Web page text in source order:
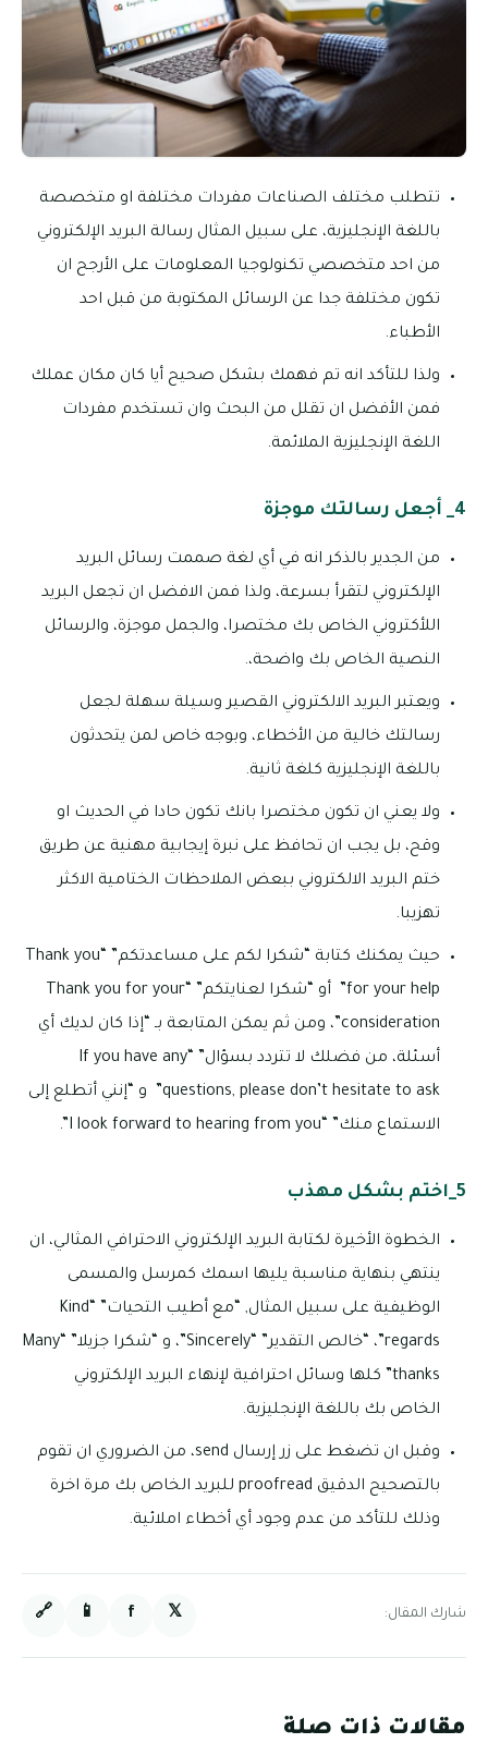
تتطلب مختلف الصناعات مفردات مختلفة او متخصصة
باللغة الإنجليزية، على سبيل المثال رسالة البريد الإلكتروني
من احد متخصصي تكنولوجيا المعلومات على الأرجح ان
تكون مختلفة جدا عن الرسائل المكتوبة من قبل احد
الأطباء.
ولذا للتأكد انه تم فهمك بشكل صحيح أيا كان مكان عملك
فمن الأفضل ان تقلل من البحث وان تستخدم مفردات
اللغة الإنجليزية الملائمة.
4_ أجعل رسالتك موجزة
من الجدير بالذكر انه في أي لغة صممت رسائل البريد
الإلكتروني لتقرأ بسرعة، ولذا فمن الافضل ان تجعل البريد
اللأكتروني الخاص بك مختصرا، والجمل موجزة، والرسائل
النصية الخاص بك واضحة،.
ويعتبر البريد الالكتروني القصير وسيلة سهلة لجعل
رسالتك خالية من الأخطاء، وبوجه خاص لمن يتحدثون
باللغة الإنجليزية كلغة ثانية.
ولا يعني ان تكون مختصرا بانك تكون حادا في الحديث او
وقح، بل يجب ان تحافظ على نبرة إيجابية مهنية عن طريق
ختم البريد الالكتروني ببعض الملاحظات الختامية الاكثر
تهزيبا.
حيث يمكنك كتابة “شكرا لكم على مساعدتكم” “Thank you
for your help” أو “شكرا لعنايتكم” “Thank you for your
consideration”، ومن ثم يمكن المتابعة بـ “إذا كان لديك أي
أسئلة، من فضلك لا تتردد بسؤال” “If you have any
questions, please don’t hesitate to ask” و “إنني أتطلع إلى
الاستماع منك” “I look forward to hearing from you”.
5_اختم بشكل مهذب
الخطوة الأخيرة لكتابة البريد الإلكتروني الاحترافي المثالي، ان
ينتهي بنهاية مناسبة يليها اسمك كمرسل والمسمى
الوظيفية على سبيل المثال, “مع أطيب التحيات” “Kind
regards”، “خالص التقدير” “Sincerely”، و “شكرا جزيلا” “Many
thanks” كلها وسائل احترافية لإنهاء البريد الإلكتروني
الخاص بك باللغة الإنجليزية.
وقبل ان تضغط على زر إرسال send، من الضروري ان تقوم
بالتصحيح الدقيق proofread للبريد الخاص بك مرة اخرة
وذلك للتأكد من عدم وجود أي أخطاء املائية.
شارك المقال: 𝕏
f
📱
🔗
مقالات ذات صلة